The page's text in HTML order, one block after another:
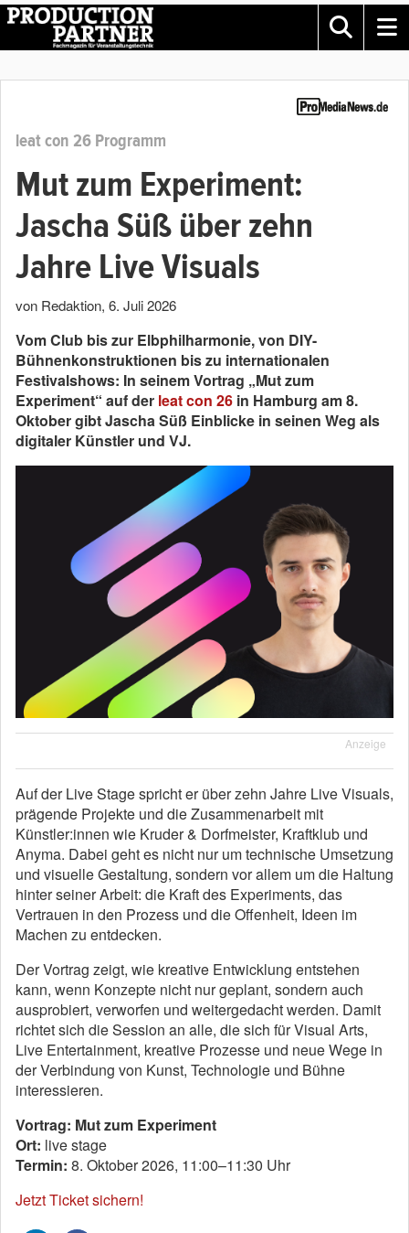
leat con 26 Programm
Mut zum Experiment:
Jascha Süß über zehn
Jahre Live Visuals
von Redaktion, 6. Juli 2026
Vom Club bis zur Elbphilharmonie, von DIY-
Bühnenkonstruktionen bis zu internationalen
Festivalshows: In seinem Vortrag „Mut zum
Experiment“ auf der leat con 26 in Hamburg am 8.
Oktober gibt Jascha Süß Einblicke in seinen Weg als
digitaler Künstler und VJ.
Anzeige
Auf der Live Stage spricht er über zehn Jahre Live Visuals,
prägende Projekte und die Zusammenarbeit mit
Künstler:innen wie Kruder & Dorfmeister, Kraftklub und
Anyma. Dabei geht es nicht nur um technische Umsetzung
und visuelle Gestaltung, sondern vor allem um die Haltung
hinter seiner Arbeit: die Kraft des Experiments, das
Vertrauen in den Prozess und die Offenheit, Ideen im
Machen zu entdecken.
Der Vortrag zeigt, wie kreative Entwicklung entstehen
kann, wenn Konzepte nicht nur geplant, sondern auch
ausprobiert, verworfen und weitergedacht werden. Damit
richtet sich die Session an alle, die sich für Visual Arts,
Live Entertainment, kreative Prozesse und neue Wege in
der Verbindung von Kunst, Technologie und Bühne
interessieren.
Vortrag: Mut zum Experiment
Ort: live stage
Termin: 8. Oktober 2026, 11:00–11:30 Uhr
Jetzt Ticket sichern!